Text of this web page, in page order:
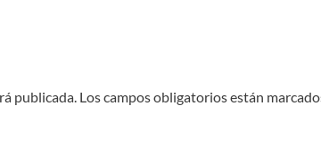
publicada. Los campos obligatorios están